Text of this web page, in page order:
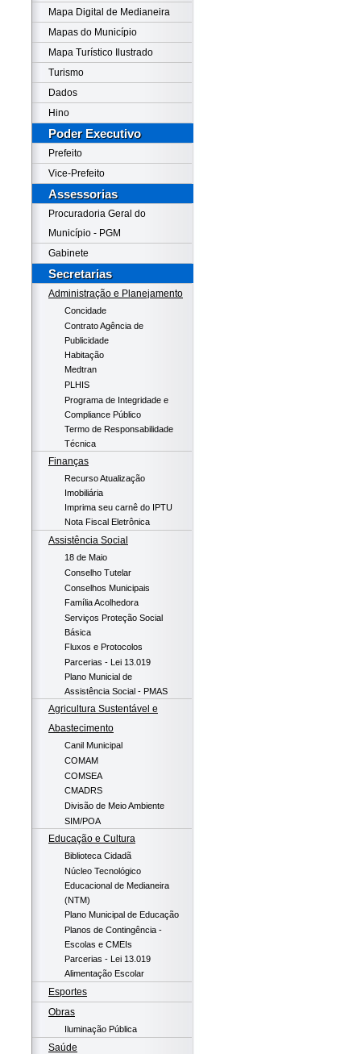
Mapa Digital de Medianeira
Mapas do Município
Mapa Turístico Ilustrado
Turismo
Dados
Hino
Poder Executivo
Prefeito
Vice-Prefeito
Assessorias
Procuradoria Geral do
Município - PGM
Gabinete
Secretarias
Administração e Planejamento
Concidade
Contrato Agência de
Publicidade
Habitação
Medtran
PLHIS
Programa de Integridade e
Compliance Público
Termo de Responsabilidade
Técnica
Finanças
Recurso Atualização
Imobiliária
Imprima seu carnê do IPTU
Nota Fiscal Eletrônica
Assistência Social
18 de Maio
Conselho Tutelar
Conselhos Municipais
Família Acolhedora
Serviços Proteção Social
Básica
Fluxos e Protocolos
Parcerias - Lei 13.019
Plano Municial de
Assistência Social - PMAS
Agricultura Sustentável e
Abastecimento
Canil Municipal
COMAM
COMSEA
CMADRS
Divisão de Meio Ambiente
SIM/POA
Educação e Cultura
Biblioteca Cidadã
Núcleo Tecnológico
Educacional de Medianeira
(NTM)
Plano Municipal de Educação
Planos de Contingência -
Escolas e CMEIs
Parcerias - Lei 13.019
Alimentação Escolar
Esportes
Obras
Iluminação Pública
Saúde